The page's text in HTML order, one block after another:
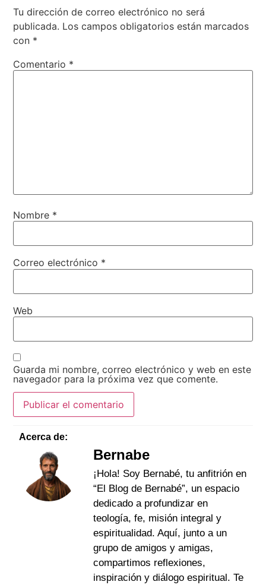
Tu dirección de correo electrónico no será
publicada. Los campos obligatorios están marcados
con *
Comentario *
Nombre *
Correo electrónico *
Web
Guarda mi nombre, correo electrónico y web en este
navegador para la próxima vez que comente.
Acerca de:
Bernabe
¡Hola! Soy Bernabé, tu anfitrión en
“El Blog de Bernabé”, un espacio
dedicado a profundizar en
teología, fe, misión integral y
espiritualidad. Aquí, junto a un
grupo de amigos y amigas,
compartimos reflexiones,
inspiración y diálogo espiritual. Te